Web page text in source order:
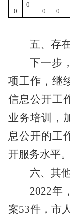
0
0
0
0
五、存
下一步，
项工作，继
信息公开工
业务培训，
息公开的工
开服务水平。
六、其
2022年
案53件，市